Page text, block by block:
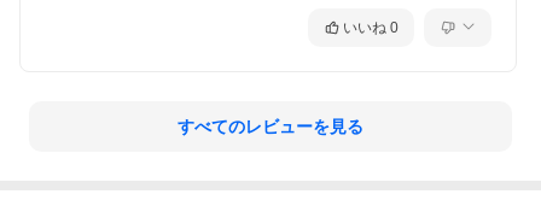
いいね 0
すべてのレビューを見る